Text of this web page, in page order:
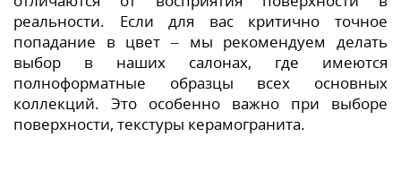
реальности. Если для вас критично точное
попадание в цвет – мы рекомендуем делать
выбор в наших салонах, где имеются
полноформатные образцы всех основных
коллекций. Это особенно важно при выборе
поверхности, текстуры керамогранита.